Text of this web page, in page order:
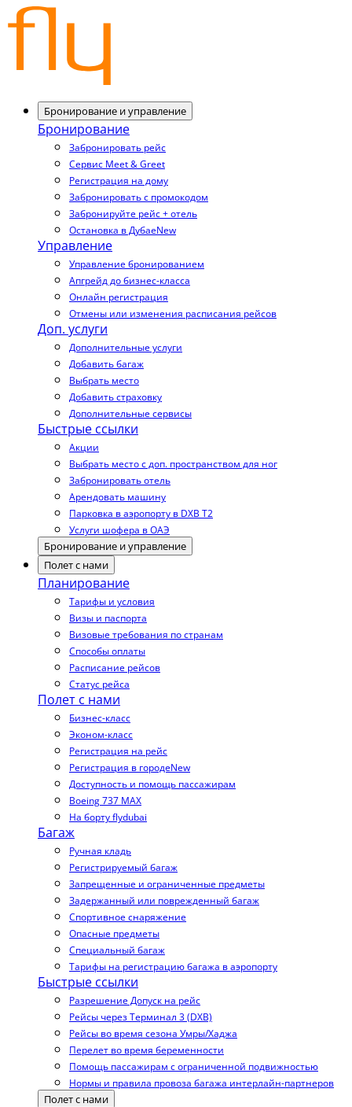
Бронирование и управление
Бронирование
Забронировать рейс
Сервис Meet & Greet
Регистрация на дому
Забронировать с промокодом
Забронируйте рейс + отель
Остановка в ДубаеNew
Управление
Управление бронированием
Апгрейд до бизнес-класса
Онлайн регистрация
Отмены или изменения расписания рейсов
Доп. услуги
Дополнительные услуги
Добавить багаж
Выбрать место
Добавить страховку
Дополнительные сервисы
Быстрые ссылки
Акции
Выбрать место с доп. пространством для ног
Забронировать отель
Арендовать машину
Парковка в аэропорту в DXB T2
Услуги шофера в ОАЭ
Бронирование и управление
Полет с нами
Планирование
Тарифы и условия
Визы и паспорта
Визовые требования по странам
Способы оплаты
Расписание рейсов
Статус рейса
Полет с нами
Бизнес-класс
Эконом-класс
Регистрация на рейс
Регистрация в городеNew
Доступность и помощь пассажирам
Boeing 737 MAX
На борту flydubai
Багаж
Ручная кладь
Регистрируемый багаж
Запрещенные и ограниченные предметы
Задержанный или поврежденный багаж
Спортивное снаряжение
Опасные предметы
Специальный багаж
Тарифы на регистрацию багажа в аэропорту
Быстрые ссылки
Разрешение Допуск на рейс
Рейсы через Терминал 3 (DXB)
Рейсы во время сезона Умры/Хаджа
Перелет во время беременности
Помощь пассажирам с ограниченной подвижностью
Нормы и правила провоза багажа интерлайн-партнеров
Полет с нами